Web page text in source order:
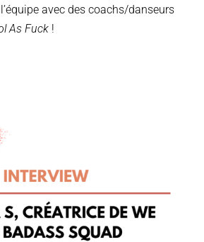
avec des coachs/danseurs
As Fuck !